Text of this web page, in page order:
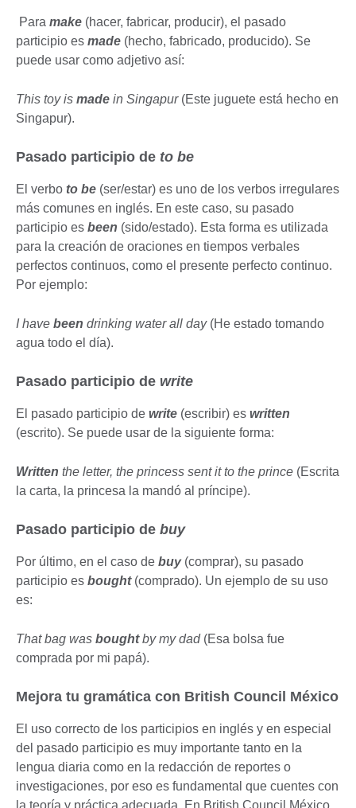
Para make (hacer, fabricar, producir), el pasado
participio es made (hecho, fabricado, producido). Se
puede usar como adjetivo así:
This toy is made in Singapur (Este juguete está hecho en
Singapur).
Pasado participio de to be
El verbo to be (ser/estar) es uno de los verbos irregulares
más comunes en inglés. En este caso, su pasado
participio es been (sido/estado). Esta forma es utilizada
para la creación de oraciones en tiempos verbales
perfectos continuos, como el presente perfecto continuo.
Por ejemplo:
I have been drinking water all day (He estado tomando
agua todo el día).
Pasado participio de write
El pasado participio de write (escribir) es written
(escrito). Se puede usar de la siguiente forma:
Written the letter, the princess sent it to the prince (Escrita
la carta, la princesa la mandó al príncipe).
Pasado participio de buy
Por último, en el caso de buy (comprar), su pasado
participio es bought (comprado). Un ejemplo de su uso
es:
That bag was boughtby my dad (Esa bolsa fue
comprada por mi papá).
Mejora tu gramática con British Council México
El uso correcto de los participios en inglés y en especial
del pasado participio es muy importante tanto en la
lengua diaria como en la redacción de reportes o
investigaciones, por eso es fundamental que cuentes con
la teoría y práctica adecuada. En British Council México